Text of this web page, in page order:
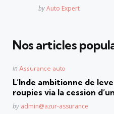
Posted
byAuto Expert
Nos articles
Posted
in Assurance auto
L’Inde ambitionne de
roupies via la cession
Posted
by admin@azur-assurance